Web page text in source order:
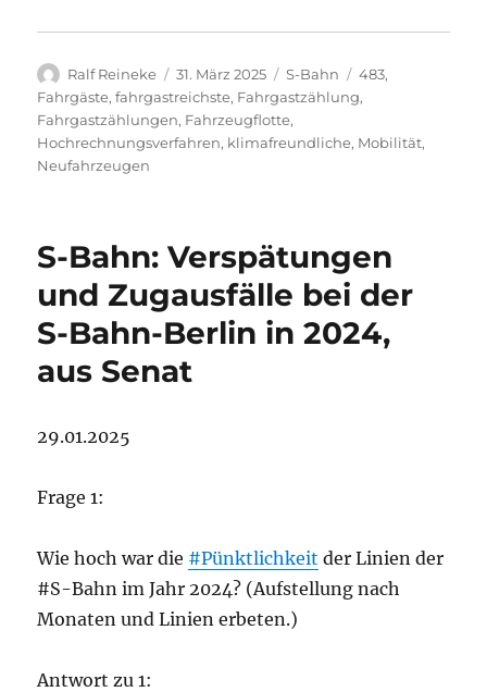
Autor
Ralf Reineke
Veröffentlicht
am
31. März 2025 Kategorien
S-Bahn Schlagwörter
483,
Fahrgäste,fahrgastreichste, Fahrgastzählung,
Fahrgastzählungen, Fahrzeugflotte,
Hochrechnungsverfahren, klimafreundliche, Mobilität,
Neufahrzeugen
S-Bahn: Verspätungen
und Zugausfälle bei der
S-Bahn-Berlin in 2024,
aus Senat
29.01.2025
Frage 1:
Wie hoch war die #Pünktlichkeit der Linien der
#S-Bahn im Jahr 2024? (Aufstellung nach
Monaten und Linien erbeten.)
Antwort zu 1: